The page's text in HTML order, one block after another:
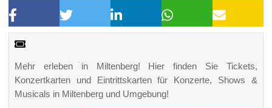
Mehr erleben in Miltenberg! Hier finden Sie Tickets,
Konzertkarten und Eintrittskarten für Konzerte, Shows &
Musicals in Miltenberg und Umgebung!